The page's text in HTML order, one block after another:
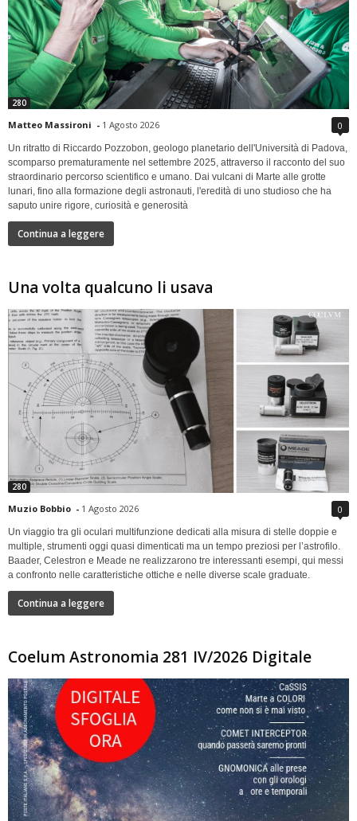
280
Matteo Massironi - 1 Agosto 2026 0
Un ritratto di Riccardo Pozzobon, geologo planetario dell'Università di Padova,
scomparso prematuramente nel settembre 2025, attraverso il racconto del suo
straordinario percorso scientifico e umano. Dai vulcani di Marte alle grotte
lunari, fino alla formazione degli astronauti, l'eredità di uno studioso che ha
saputo unire rigore, curiosità e generosità
Continua a leggere
Una volta qualcuno li usava
280
Muzio Bobbio - 1 Agosto 2026 0
Un viaggio tra gli oculari multifunzione dedicati alla misura di stelle doppie e
multiple, strumenti oggi quasi dimenticati ma un tempo preziosi per l’astrofilo.
Baader, Celestron e Meade ne realizzarono tre interessanti esempi, qui messi
a confronto nelle caratteristiche ottiche e nelle diverse scale graduate.
Continua a leggere
Coelum Astronomia 281 IV/2026 Digitale